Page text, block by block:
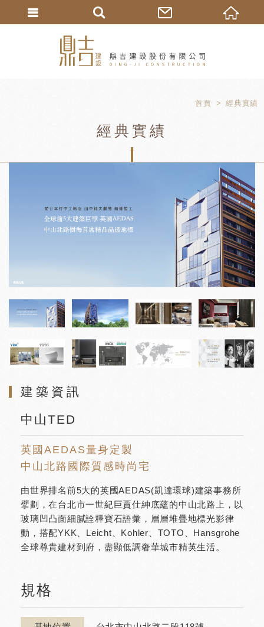
經典實績
首頁 經典實績
建築資訊
中山TED
英國AEDAS量身定製
中山北路國際質感時尚宅
由世界排名前5大的英國AEDAS(凱達環球)建築事務所
擘劃，在台北市一世紀巨賈仕紳底蘊的中山北路上，以
玻璃凹凸面細膩詮釋寶石語彙，層層堆疊地標光影律
動，搭配YKK、Leicht、Kohler、TOTO、Hansgrohe
全球尊貴建材到府，盡顯低調奢華城市精英生活。
規格